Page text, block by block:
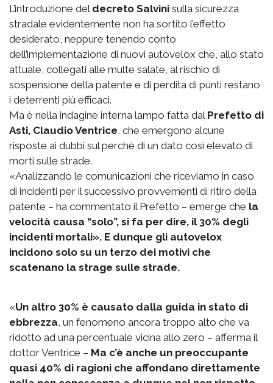
L’introduzione del decreto Salvini sulla sicurezza
stradale evidentemente non ha sortito l’effetto
desiderato, neppure tenendo conto
dell’implementazione di nuovi autovelox che, allo stato
attuale, collegati alle multe salate, al rischio di
sospensione della patente e di perdita di punti restano
i deterrenti più efficaci.
Ma è nella indagine interna lampo fatta dal Prefetto di
Asti, Claudio Ventrice , che emergono alcune
risposte ai dubbi sul perché di un dato così elevato di
morti sulle strade.
«Analizzando le comunicazioni che riceviamo in caso
di incidenti per il successivo provvementi di ritiro della
patente – ha commentato il Prefetto – emerge che la
velocità causa “solo”, si fa per dire, il 30% degli
incidenti mortali». E dunque gli autovelox
incidono solo su un terzo dei motivi che
scatenano la strage sulle strade.
«Un altro 30% è causato dalla guida in stato di
ebbrezza , un fenomeno ancora troppo alto che va
ridotto ad una percentuale vicina allo zero – afferma il
dottor Ventrice – Ma c’è anche un preoccupante
quasi 40% di ragioni che affondano direttamente